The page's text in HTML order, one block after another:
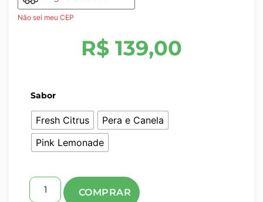
Não sei meu CEP
R$ 139,00
Sabor
Fresh Citrus
Pera e Canela
Pink Lemonade